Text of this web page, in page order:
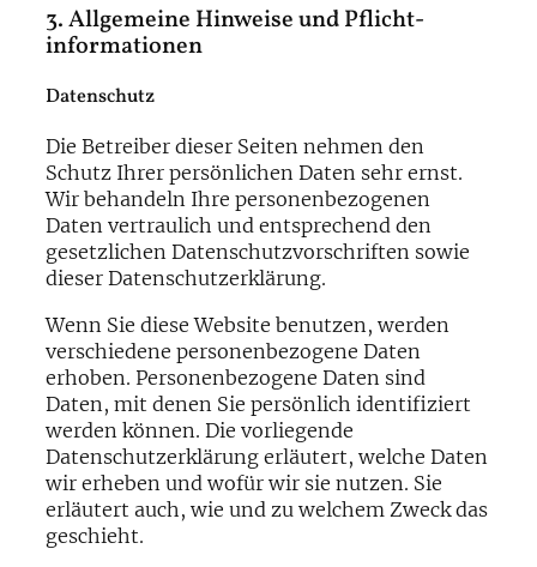
3. Allgemeine Hinweise und Pflicht­
informationen
Datenschutz
Die Betreiber dieser Seiten nehmen den
Schutz Ihrer persönlichen Daten sehr ernst.
Wir behandeln Ihre personenbezogenen
Daten vertraulich und entsprechend den
gesetzlichen Datenschutzvorschriften sowie
dieser Datenschutzerklärung.
Wenn Sie diese Website benutzen, werden
verschiedene personenbezogene Daten
erhoben. Personenbezogene Daten sind
Daten, mit denen Sie persönlich identifiziert
werden können. Die vorliegende
Datenschutzerklärung erläutert, welche Daten
wir erheben und wofür wir sie nutzen. Sie
erläutert auch, wie und zu welchem Zweck das
geschieht.